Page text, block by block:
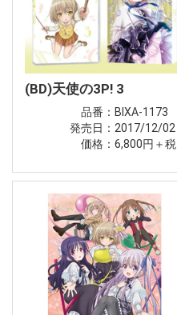
(BD)天使の3P! 3
品番：BIXA-1173
発売日：2017/12/02
価格：6,800円＋税